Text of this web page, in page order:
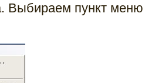
Выбираем пункт меню